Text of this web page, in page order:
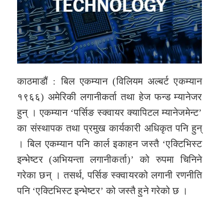
काठमाडौं : बिल एकम्यान (विलियम अल्बर्ट एकम्यान
१९६६) अमेरिकी लगानीकर्ता तथा हेज फन्ड म्यानेजर
हुन् । एकम्यान ‘पर्सिङ स्क्वायर क्यापिटल म्यानेजमेन्ट’
का संस्थापक तथा प्रमुख कार्यकारी अधिकृत पनि हुन्
। बिल एकम्यान पनि कार्ल इकाहन जस्तै ‘एक्टिभिस्ट
इन्भेष्टर (अभियन्ता लगानीकर्ता)’ को रुपमा चिनिने
गरेका छन् । तसर्थ, पर्सिङ स्क्वायरको लगानी रणनीति
पनि ‘एक्टिभिस्ट इन्भेष्टर’ को जस्तै हुने गरेको छ ।